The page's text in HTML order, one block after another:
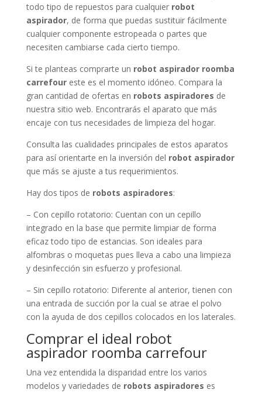
todo tipo de repuestos para cualquier robot
aspirador, de forma que puedas sustituir fácilmente
cualquier componente estropeada o partes que
necesiten cambiarse cada cierto tiempo.
Si te planteas comprarte un robot aspirador roomba
carrefoureste es el momento idóneo. Compara la
gran cantidad de ofertas en robots aspiradores de
nuestra sitio web. Encontrarás el aparato que más
encaje con tus necesidades de limpieza del hogar.
Consulta las cualidades principales de estos aparatos
para así orientarte en la inversión del robot aspirador
que más se ajuste a tus requerimientos.
Hay dos tipos de robots aspiradores:
– Con cepillo rotatorio: Cuentan con un cepillo
integrado en la base que permite limpiar de forma
eficaz todo tipo de estancias. Son ideales para
alfombras o moquetas pues lleva a cabo una limpieza
y desinfección sin esfuerzo y profesional.
– Sin cepillo rotatorio: Diferente al anterior, tienen con
una entrada de succión por la cual se atrae el polvo
con la ayuda de dos cepillos colocados en los laterales.
Comprar el ideal robot
aspirador roomba carrefour
Una vez entendida la disparidad entre los varios
modelos y variedades de robots aspiradores es